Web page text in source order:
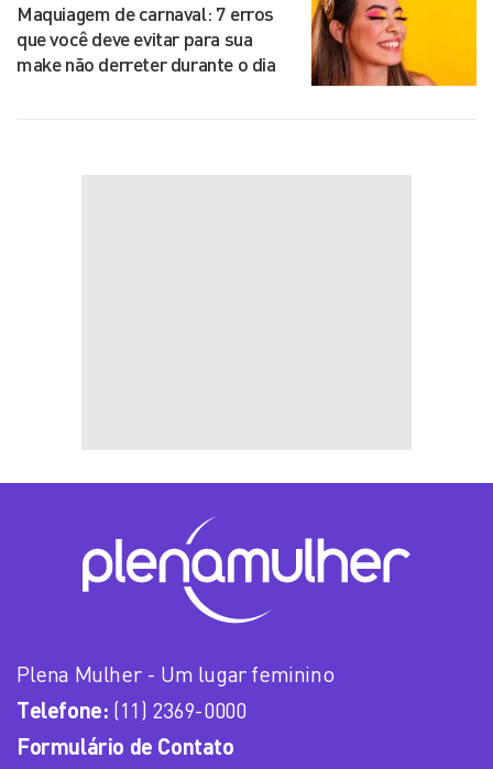
Maquiagem de carnaval: 7 erros
que você deve evitar para sua
make não derreter durante o dia
Plena Mulher - Um lugar feminino
Telefone: (11) 2369-0000
Formulário de Contato